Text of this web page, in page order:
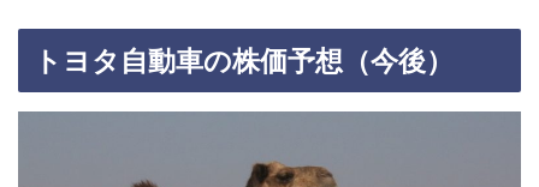
トヨタ自動車の株価予想（今後）